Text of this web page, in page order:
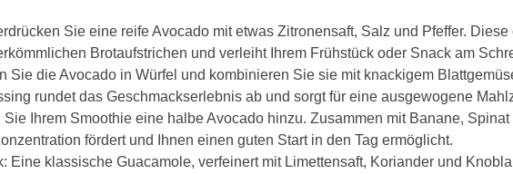
Sie eine reife Avocado mit etwas Zitronensaft, Salz und Pfeffer.
Brotaufstrichen und verleiht Ihrem Frühstück oder Snack am
Sie die Avocado in Würfel und kombinieren Sie sie mit knackigem
rundet das Geschmackserlebnis ab und sorgt für eine ausgewogene
Ihrem Smoothie eine halbe Avocado hinzu. Zusammen mit Banane,
fördert und Ihnen einen guten Start in den Tag ermöglicht.
Eine klassische Guacamole, verfeinert mit Limettensaft, Koriander und